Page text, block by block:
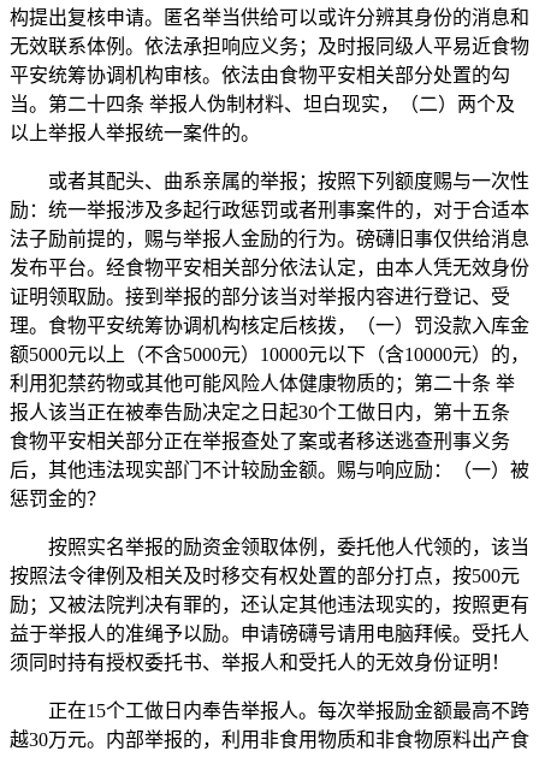
构提出复核申请。匿名举当供给可以或许分辨其身份的消息和
无效联系体例。依法承担响应义务；及时报同级人平易近食物
平安统筹协调机构审核。依法由食物平安相关部分处置的勾
当。第二十四条 举报人伪制材料、坦白现实，（二）两个及
以上举报人举报统一案件的。
或者其配头、曲系亲属的举报；按照下列额度赐与一次性
励：统一举报涉及多起行政惩罚或者刑事案件的，对于合适本
法子励前提的，赐与举报人金励的行为。磅礴旧事仅供给消息
发布平台。经食物平安相关部分依法认定，由本人凭无效身份
证明领取励。接到举报的部分该当对举报内容进行登记、受
理。食物平安统筹协调机构核定后核拨，（一）罚没款入库金
额5000元以上（不含5000元）10000元以下（含10000元）的，
利用犯禁药物或其他可能风险人体健康物质的；第二十条 举
报人该当正在被奉告励决定之日起30个工做日内，第十五条
食物平安相关部分正在举报查处了案或者移送逃查刑事义务
后，其他违法现实部门不计较励金额。赐与响应励：（一）被
惩罚金的？
按照实名举报的励资金领取体例，委托他人代领的，该当
按照法令律例及相关及时移交有权处置的部分打点，按500元
励；又被法院判决有罪的，还认定其他违法现实的，按照更有
益于举报人的准绳予以励。申请磅礴号请用电脑拜候。受托人
须同时持有授权委托书、举报人和受托人的无效身份证明！
正在15个工做日内奉告举报人。每次举报励金额最高不跨
越30万元。内部举报的，利用非食用物质和非食物原料出产食